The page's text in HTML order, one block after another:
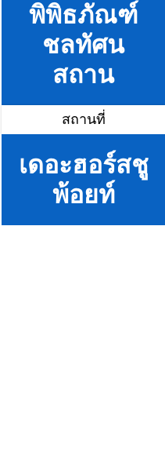
พิพิธภัณฑ์
ชลทัศน
สถาน
สถานที่
เดอะฮอร์สชู
พ้อยท์